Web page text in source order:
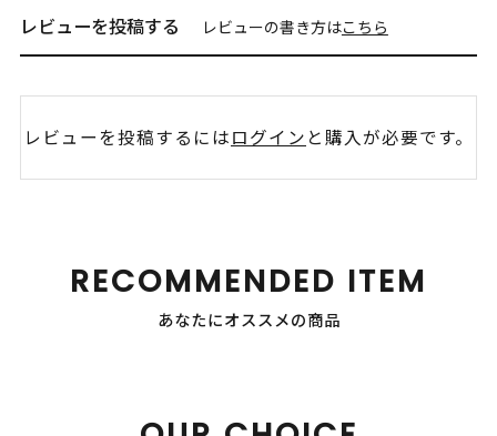
レビューを投稿する レビューの書き方はこちら
レビューを投稿するにはログイン と購入が必要です。
RECOMMENDED ITEM
あなたにオススメの商品